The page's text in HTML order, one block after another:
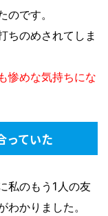
です。
ちのめされてしま
惨めな気持ちにな
っていた
私のもう1人の友
かりました。